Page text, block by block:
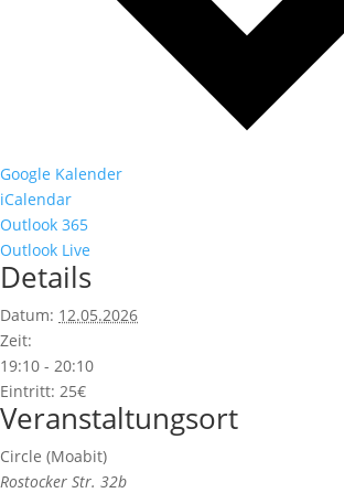
Google Kalender
iCalendar
Outlook 365
Outlook Live
Details
Datum: 12.05.2026
Zeit:
19:10 - 20:10
Eintritt: 25€
Veranstaltungsort
Circle (Moabit)
Rostocker Str. 32b